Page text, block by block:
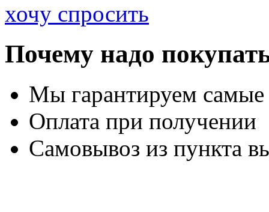
хочу спросить
Почему надо
Мы гарантируем
Оплата при получении
Самовывоз из пункта